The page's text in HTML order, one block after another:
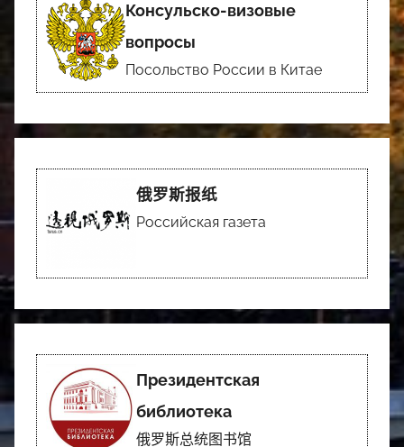
Консульско-визовые
вопросы
Посольство России в Китае
俄罗斯报纸
Российская газета
Президентская
библиотека
俄罗斯总统图书馆